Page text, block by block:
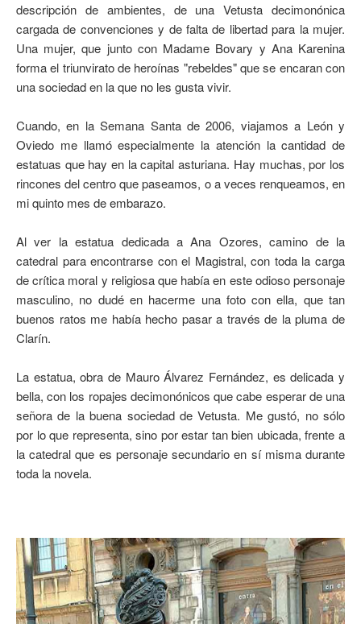
descripción de ambientes, de una Vetusta decimonónica
cargada de convenciones y de falta de libertad para la mujer.
Una mujer, que junto con Madame Bovary y Ana Karenina
forma el triunvirato de heroínas "rebeldes" que se encaran con
una sociedad en la que no les gusta vivir.
Cuando, en la Semana Santa de 2006, viajamos a León y
Oviedo me llamó especialmente la atención la cantidad de
estatuas que hay en la capital asturiana. Hay muchas, por los
rincones del centro que paseamos, o a veces renqueamos, en
mi quinto mes de embarazo.
Al ver la estatua dedicada a Ana Ozores, camino de la
catedral para encontrarse con el Magistral, con toda la carga
de crítica moral y religiosa que había en este odioso personaje
masculino, no dudé en hacerme una foto con ella, que tan
buenos ratos me había hecho pasar a través de la pluma de
Clarín.
La estatua, obra de Mauro Álvarez Fernández, es delicada y
bella, con los ropajes decimonónicos que cabe esperar de una
señora de la buena sociedad de Vetusta. Me gustó, no sólo
por lo que representa, sino por estar tan bien ubicada, frente a
la catedral que es personaje secundario en sí misma durante
toda la novela.